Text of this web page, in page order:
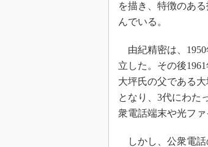
を描き、特徴のあ
んでいる。
由紀精密は、1950
立した。その後
大坪氏の父である
となり、3代にわた
衆電話端末や光フ
しかし、公衆電話